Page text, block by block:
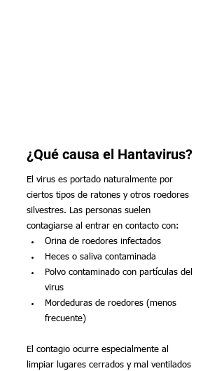
¿Qué causa el Hantavirus?
El virus es portado naturalmente por
ciertos tipos de ratones y otros roedores
silvestres. Las personas suelen
contagiarse al entrar en contacto con:
Orina de roedores infectados
Heces o saliva contaminada
Polvo contaminado con partículas del
virus
Mordeduras de roedores (menos
frecuente)
El contagio ocurre especialmente al
limpiar lugares cerrados y mal ventilados